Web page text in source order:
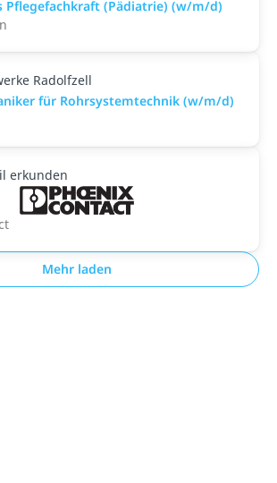
Pflegefachkraft (Pädiatrie) (w/m/d)
Radolfzell
für Rohrsystemtechnik (w/m/d)
erkunden
Mehr laden